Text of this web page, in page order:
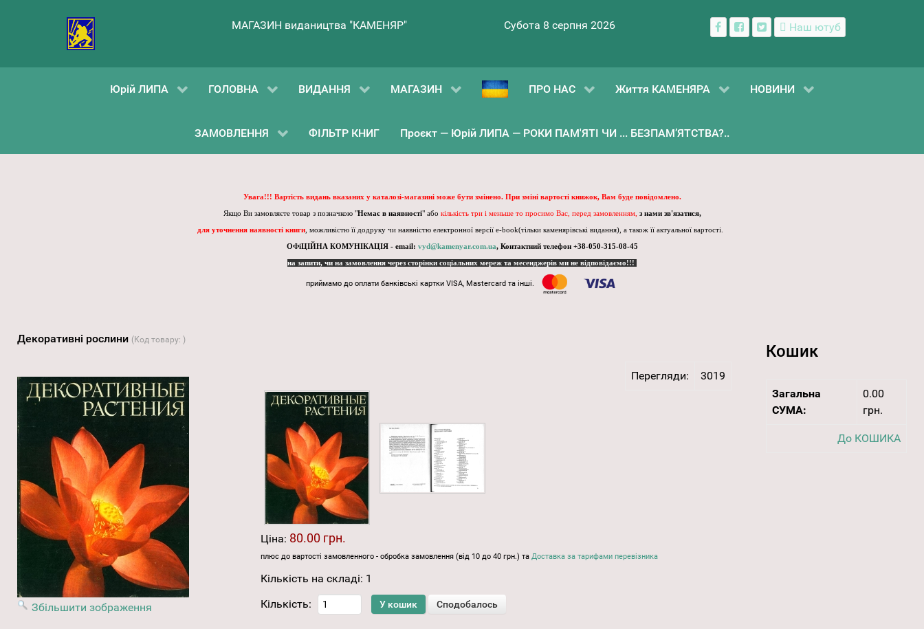
МАГАЗИН видаництва "КАМЕНЯР" Субота 8 серпня 2026 Наш ютуб
Юрій ЛИПА ГОЛОВНА ВИДАННЯ МАГАЗИН ПРО НАС Життя КАМЕНЯРА НОВИНИ
ЗАМОВЛЕННЯ ФІЛЬТР КНИГ Проєкт — Юрій ЛИПА — РОКИ ПАМ'ЯТІ ЧИ ... БЕЗПАМ’ЯТСТВА?..
Увага!!! Вартість видань вказаних у каталозі-магазині може бути змінено. При зміні вартості книжок, Вам буде повідомлено.
Якщо Ви замовляєте товар з позначкою "Немає в наявності" або кількість три і меньше то просимо Вас, перед замовленням, з нами зв'язатися,
для уточнення наявності книги, можливістю її додруку чи наявністю електронної версії e-book(тільки каменярівські видання), а також її актуальної вартості.
ОФіЦІЙНА КОМУНІКАЦІЯ - email: vyd@kamenyar.com.ua, Контактний телефон +38-050-315-08-45
на запити, чи на замовлення через сторінки соціальних мереж та месенджерів ми не відповідаємо!!!
приймамо до оплати банківські картки VISA, Mastercard та інші.
Декоративні рослини (Код товару: )
Перегляди: 3019
Збільшити зображення
Ціна: 80.00 грн.
плюс до вартості замовленного - обробка замовлення (від 10 до 40 грн.) та Доставка за тарифами перевізника
Кількість на складі: 1
Кількість:
Кошик
Загальна
СУМА:
0.00
грн.
До КОШИКА